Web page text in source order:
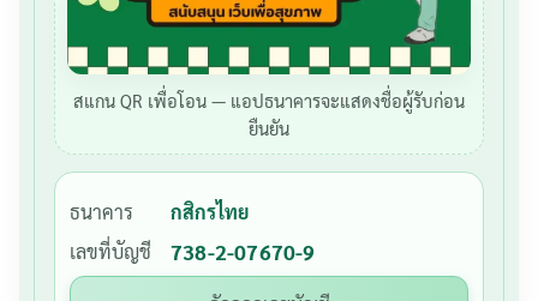
สแกน QR เพื่อโอน — แอปธนาคารจะแสดงชื่อผู้รับก่อน
ยืนยัน
ธนาคาร
กสิกรไทย
เลขที่บัญชี
738-2-07670-9